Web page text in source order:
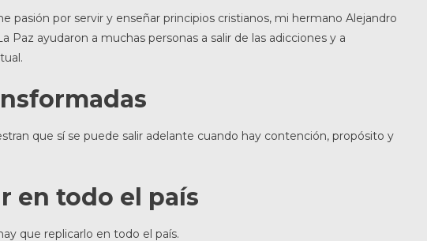
pasión por servir y enseñar principios cristianos, mi hermano Alejandro
Paz ayudaron a muchas personas a salir de las adicciones y a
que sí se puede salir adelante cuando hay contención, propósito y
en todo el país
que replicarlo en todo el país.